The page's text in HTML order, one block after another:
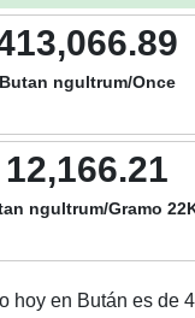
Butan ngultrum/Once
12,166.21
ngultrum/Gramo
hoy en Bután es de